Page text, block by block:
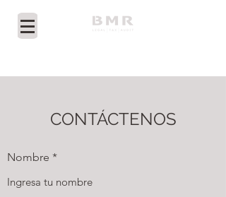
CONTÁCTENOS
Nombre